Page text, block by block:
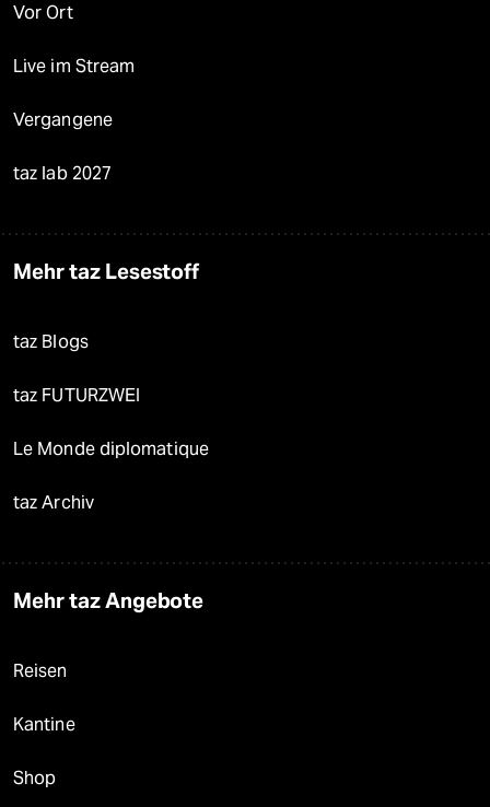
Vor Ort
Live im Stream
Vergangene
taz lab 2027
Mehr taz Lesestoff
taz Blogs
taz FUTURZWEI
Le Monde diplomatique
taz Archiv
Mehr taz Angebote
Reisen
Kantine
Shop